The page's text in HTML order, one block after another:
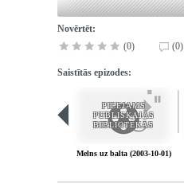
Novērtēt:
(0)
(0)
Saistītās epizodes:
PIEEJAMS
PUBLISKAJĀS
BIBLIOTĒKĀS
Melns uz balta (2003-10-01)